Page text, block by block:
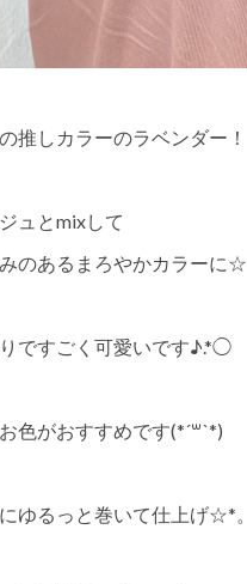
推しカラーのラベンダー！
ュとmixして
のあるまろやかカラーに☆
ですごく可愛いです♪.*◯
色がおすすめです(*´꒳`*)
ゆるっと巻いて仕上げ☆*。